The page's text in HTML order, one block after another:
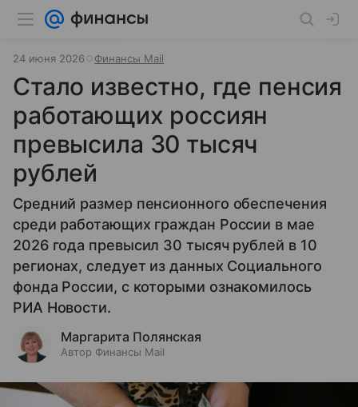
24 июня 2026 Финансы Mail
Стало известно, где пенсия
работающих россиян
превысила 30 тысяч
рублей
Средний размер пенсионного обеспечения
среди работающих граждан России в мае
2026 года превысил 30 тысяч рублей в 10
регионах, следует из данных Социального
фонда России, с которыми ознакомилось
РИА Новости.
Маргарита Полянская
Автор Финансы Mail